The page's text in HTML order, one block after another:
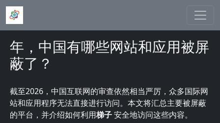
跳转到主要内容
年，中国有哪些网站和应用被屏
蔽了？
截至2026，中国互联网的审查依然相当严厉，众多国际网
站和应用程序无法直接进行访问。本文将汇总主要被屏蔽
的平台，并介绍如何利用梯子安全地访问这些内容。